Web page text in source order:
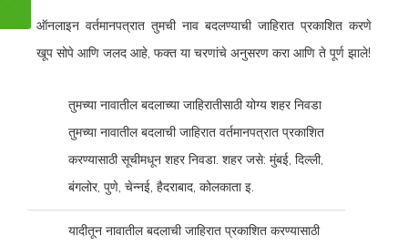
ऑनलाइन वर्तमानपत्रात तुमची नाव बदलण्याची जाहिरात प्रकाशित करणे
खूप सोपे आणि जलद आहे, फक्त या चरणांचे अनुसरण करा आणि ते पूर्ण झाले!
तुमच्या नावातील बदलाच्या जाहिरातीसाठी योग्य शहर निवडा
तुमच्या नावातील बदलाची जाहिरात वर्तमानपत्रात प्रकाशित
करण्यासाठी सूचीमधून शहर निवडा. शहर जसे: मुंबई, दिल्ली,
बंगलोर, पुणे, चेन्नई, हैदराबाद, कोलकाता इ.
यादीतून नावातील बदलाची जाहिरात प्रकाशित करण्यासाठी